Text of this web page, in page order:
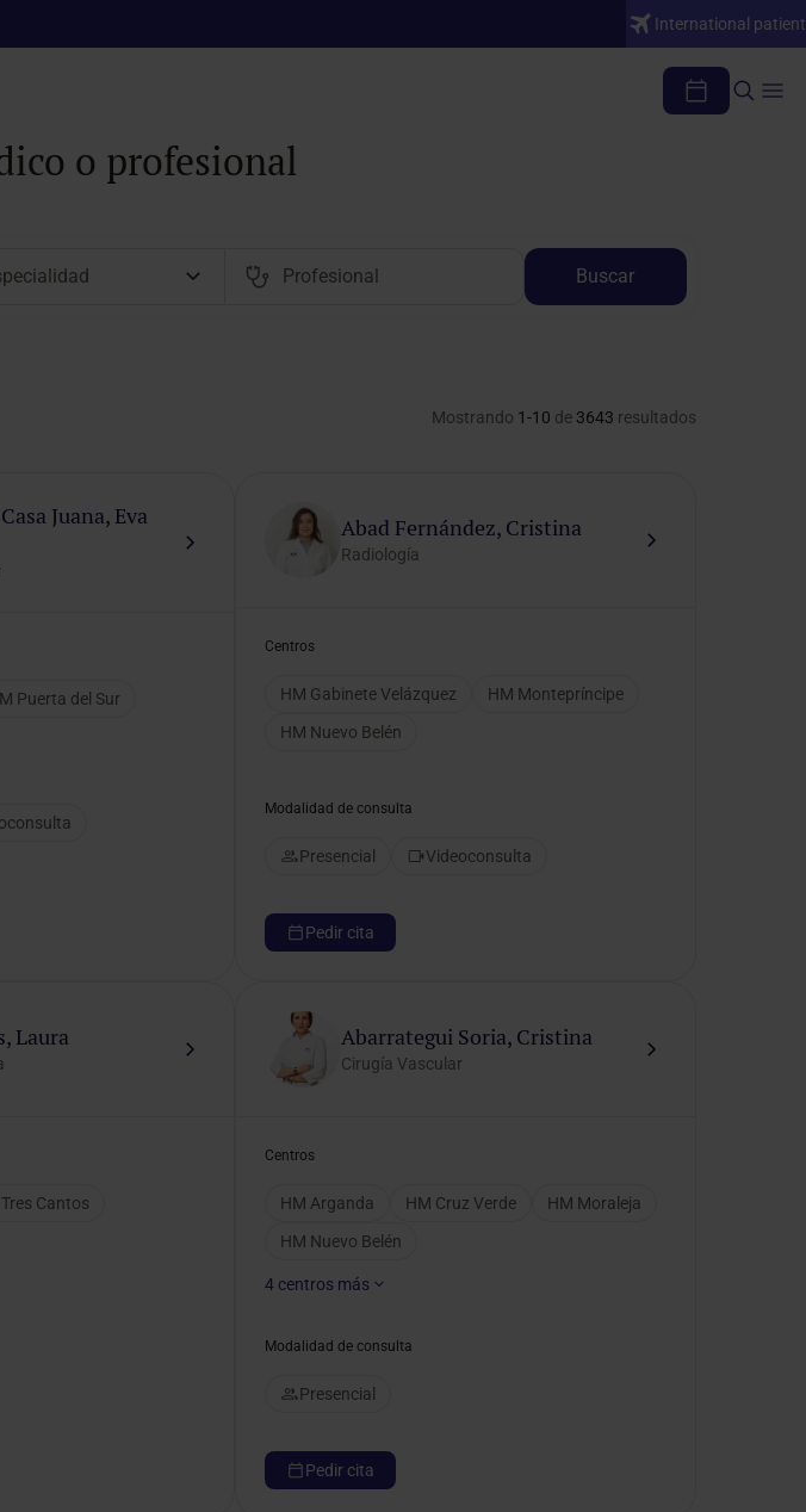
International patient
o profesional
Buscar
Mostrando 1-10 de 3643 resultados
Juana, Eva
Puerta del Sur
Abad Fernández, Cristina
Radiología
Centros
HM Gabinete Velázquez
HM Montepríncipe
HM Nuevo Belén
Modalidad de consulta
Presencial Videoconsulta
Pedir cita
Laura
Cantos
Abarrategui Soria, Cristina
Cirugía Vascular
Centros
HM Arganda HM Cruz Verde
HM Moraleja
HM Nuevo Belén
4 centros más
Modalidad de consulta
Presencial
Pedir cita